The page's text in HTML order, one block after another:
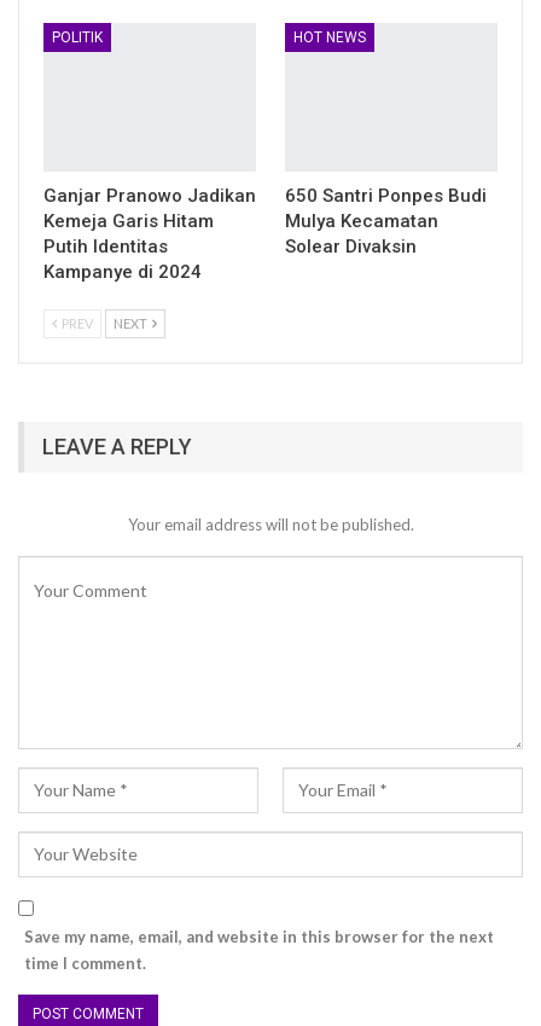
POLITIK
Ganjar Pranowo Jadikan
Kemeja Garis Hitam
Putih Identitas
Kampanye di 2024
HOT NEWS
650 Santri Ponpes Budi
Mulya Kecamatan
Solear Divaksin
PREV NEXT
LEAVE A REPLY
Your email address will not be published.
Save my name, email, and website in this browser for the next
time I comment.